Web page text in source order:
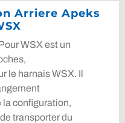
Arriere Apeks
WSX est un
le harnais WSX. Il
la configuration,
transporter du